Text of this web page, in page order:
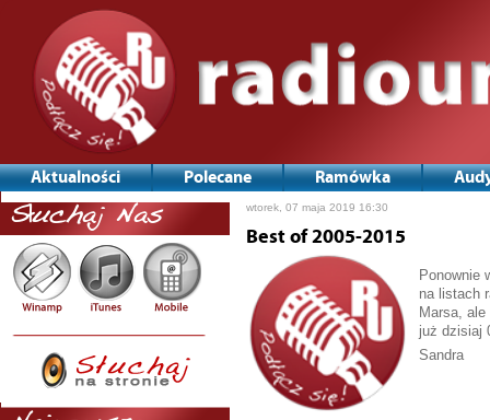
Aktualności Polecane Ramówka
Słuchaj Nas wtorek, 07 maja 2019 16:30
Best of 2005-2015
Ponownie
na listach
Marsa,
już dzisiaj
Sandra